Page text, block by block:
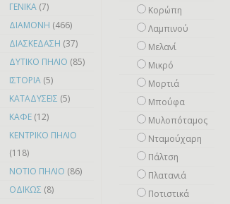
ΓΕΝΙΚΑ (7)
ΔΙΑΜΟΝΗ (466)
ΔΙΑΣΚΕΔΑΣΗ (37)
ΔΥΤΙΚΟ ΠΗΛΙΟ (85)
ΙΣΤΟΡΙΑ (5)
ΚΑΤΑΔΥΣΕΙΣ (5)
ΚΑΦΕ (12)
ΚΕΝΤΡΙΚΟ ΠΗΛΙΟ
(118)
ΝΟΤΙΟ ΠΗΛΙΟ (86)
ΟΔΙΚΩΣ (8)
Κορώπη
Λαμπινού
Μελανί
Μικρό
Mορτιά
Μπούφα
Μυλοπόταμος
Νταμούχαρη
Πάλτση
Πλατανιά
Ποτιστικά